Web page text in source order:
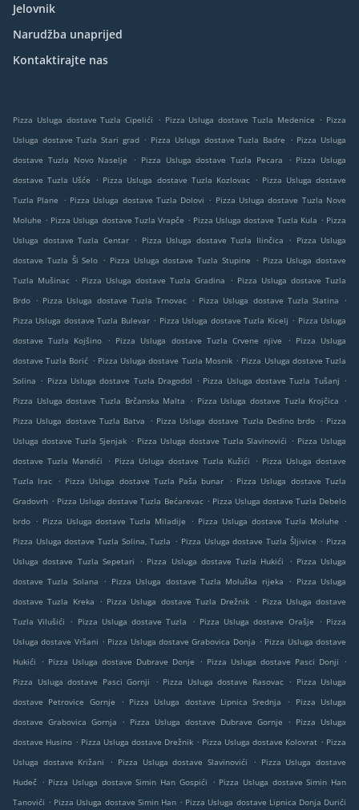
Jelovnik
Narudžba unaprijed
Kontaktirajte nas
Pizza Usluga dostave Tuzla Cipelići . Pizza Usluga dostave Tuzla Medenice . Pizza
Usluga dostave Tuzla Stari grad . Pizza Usluga dostave Tuzla Badre . Pizza Usluga
dostave Tuzla Novo Naselje
. Pizza Usluga dostave Tuzla Pecara . Pizza Usluga
dostave Tuzla Ušće
. Pizza Usluga dostave Tuzla Kozlovac . Pizza Usluga dostave
Tuzla Plane
. Pizza Usluga dostave Tuzla Dolovi . Pizza Usluga dostave Tuzla Nove
Moluhe . Pizza Usluga dostave Tuzla Vrapče . Pizza Usluga dostave Tuzla Kula . Pizza
Usluga dostave Tuzla Centar
. Pizza Usluga dostave Tuzla Ilinčica . Pizza Usluga
dostave Tuzla Ši Selo . Pizza Usluga dostave Tuzla Stupine . Pizza Usluga dostave
Tuzla Mušinac . Pizza Usluga dostave Tuzla Gradina . Pizza Usluga dostave Tuzla
Brdo . Pizza Usluga dostave Tuzla Trnovac . Pizza Usluga dostave Tuzla Slatina
.
Pizza Usluga dostave Tuzla Bulevar . Pizza Usluga dostave Tuzla Kicelj . Pizza Usluga
dostave Tuzla Kojšino
. Pizza Usluga dostave Tuzla Crvene njive . Pizza Usluga
dostave Tuzla Borić . Pizza Usluga dostave Tuzla Mosnik . Pizza Usluga dostave Tuzla
Solina . Pizza Usluga dostave Tuzla Dragodol . Pizza Usluga dostave Tuzla Tušanj .
Pizza Usluga dostave Tuzla Brčanska Malta
. Pizza Usluga dostave Tuzla Krojčica
.
Pizza Usluga dostave Tuzla Batva
. Pizza Usluga dostave Tuzla Dedino brdo . Pizza
Usluga dostave Tuzla Sjenjak . Pizza Usluga dostave Tuzla Slavinovići . Pizza Usluga
dostave Tuzla Mandići
. Pizza Usluga dostave Tuzla Kužići . Pizza Usluga dostave
Tuzla Irac
. Pizza Usluga dostave Tuzla Paša bunar . Pizza Usluga dostave Tuzla
Gradovrh . Pizza Usluga dostave Tuzla Bećarevac . Pizza Usluga dostave Tuzla Debelo
brdo . Pizza Usluga dostave Tuzla Miladije . Pizza Usluga dostave Tuzla Moluhe
.
Pizza Usluga dostave Tuzla Solina, Tuzla . Pizza Usluga dostave Tuzla Šljivice . Pizza
Usluga dostave Tuzla Sepetari
. Pizza Usluga dostave Tuzla Hukići . Pizza Usluga
dostave Tuzla Solana
. Pizza Usluga dostave Tuzla Moluška rijeka . Pizza Usluga
dostave Tuzla Kreka
. Pizza Usluga dostave Tuzla Drežnik . Pizza Usluga dostave
Tuzla Vilušići
. Pizza Usluga dostave Tuzla . Pizza Usluga dostave Orašje . Pizza
Usluga dostave Vršani . Pizza Usluga dostave Grabovica Donja . Pizza Usluga dostave
Hukići
. Pizza Usluga dostave Dubrave Donje . Pizza Usluga dostave Pasci Donji
.
Pizza Usluga dostave Pasci Gornji
. Pizza Usluga dostave Rasovac . Pizza Usluga
dostave Petrovice Gornje
. Pizza Usluga dostave Lipnica Srednja .
Pizza Usluga
dostave Grabovica Gornja
. Pizza Usluga dostave Dubrave Gornje . Pizza Usluga
dostave Husino . Pizza Usluga dostave Drežnik . Pizza Usluga dostave Kolovrat . Pizza
Usluga dostave Križani
. Pizza Usluga dostave Slavinovići . Pizza Usluga dostave
Hudeč . Pizza Usluga dostave Simin Han Gospići . Pizza Usluga dostave Simin Han
Tanovići . Pizza Usluga dostave Simin Han . Pizza Usluga dostave Lipnica Donja Durići